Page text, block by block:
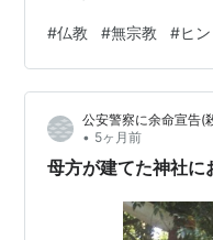
ぼ同等（微減）で推移
ありますが、インドの
で絶対数は増え続ける
影響により、米国では
えており、2020年か
#仏教 #無宗教 #ヒ
公安警察に余命宣告(
• 5ヶ月前
母方が建てた神社に